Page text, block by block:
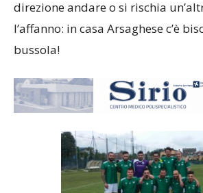
direzione andare o si rischia